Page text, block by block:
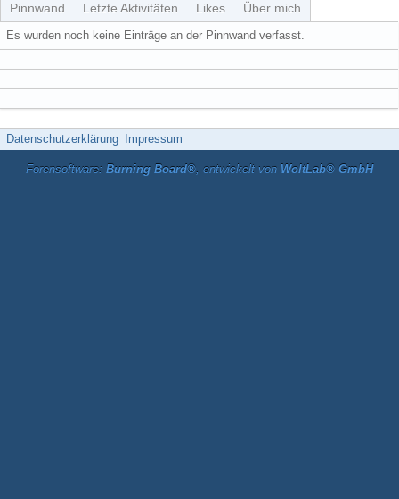
Pinnwand Letzte Aktivitäten Likes Über mich
Es wurden noch keine Einträge an der Pinnwand verfasst.
Datenschutzerklärung Impressum
Forensoftware: Burning Board®, entwickelt von WoltLab® GmbH